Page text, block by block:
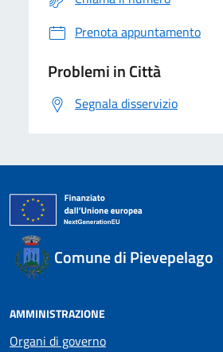
Prenota appuntamento
Problemi in Città
Segnala disservizio
Comune di Pievepelago
AMMINISTRAZIONE
Organi di governo